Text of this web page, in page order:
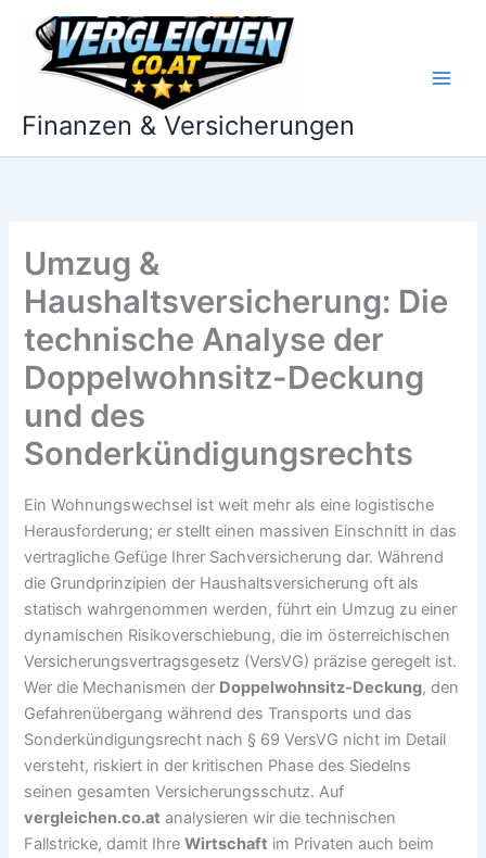
Inhalt
springen
Finanzen & Versicherungen
Umzug &
Haushaltsversicherung: Die
technische Analyse der
Doppelwohnsitz-Deckung
und des
Sonderkündigungsrechts
Ein Wohnungswechsel ist weit mehr als eine logistische
Herausforderung; er stellt einen massiven Einschnitt in das
vertragliche Gefüge Ihrer Sachversicherung dar. Während
die Grundprinzipien der Haushaltsversicherung oft als
statisch wahrgenommen werden, führt ein Umzug zu einer
dynamischen Risikoverschiebung, die im österreichischen
Versicherungsvertragsgesetz (VersVG) präzise geregelt ist.
Wer die Mechanismen der Doppelwohnsitz-Deckung, den
Gefahrenübergang während des Transports und das
Sonderkündigungsrecht nach § 69 VersVG nicht im Detail
versteht, riskiert in der kritischen Phase des Siedelns
seinen gesamten Versicherungsschutz. Auf
vergleichen.co.at analysieren wir die technischen
Fallstricke, damit IhreWirtschaft im Privaten auch beim